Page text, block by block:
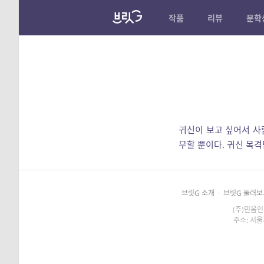
작품 리뷰 문학
귀신이 보고 싶어서
무할 뿐이다. 귀신 목
브릿G 소개 · 브릿G 둘러
(주)민음인
주소: 서